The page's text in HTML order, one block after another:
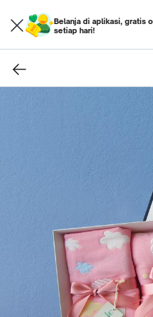
Belanja di aplikasi, gratis
setiap hari!